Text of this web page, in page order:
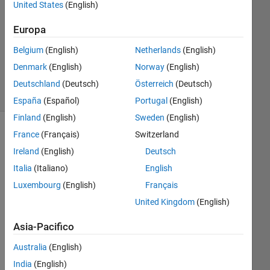
Aggiornato
2021
7
Visualizzazioni
(30 giorni)
Informazioni
Questa
domanda
è
per
modificarla
o
per
United States (English)
Europa
Belgium (English)
Denmark (English)
Deutschland (Deutsch)
España (Español)
Finland (English)
France (Français)
Ireland (English)
Italia (Italiano)
Luxembourg (English)
Netherlands(English)
Norway(English)
Österreich (Deutsch)
Portugal (English)
Sweden (English)
Switzerland
Deutsch
English
Français
United Kingdom(English)
Asia-Pacifico
Australia (English)
India (English)